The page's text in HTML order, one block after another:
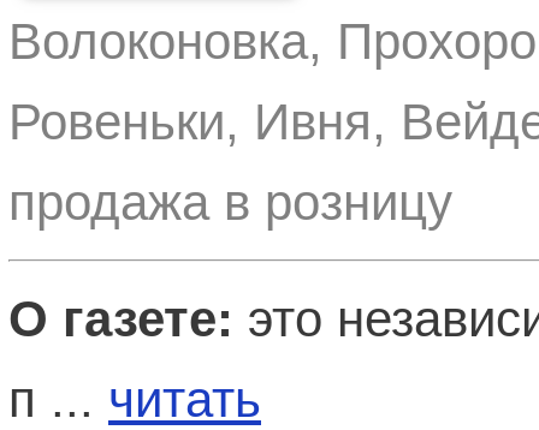
Волоконовка,
Ровеньки, Ивня,
продажа в розницу
О газете: это
п ... читать